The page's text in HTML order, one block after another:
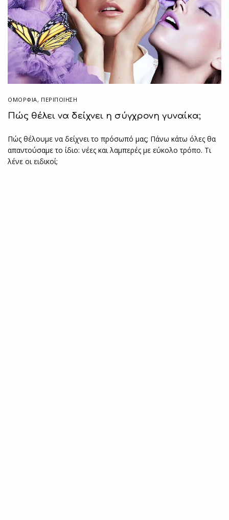
ΟΜΟΡΦΙΑ, ΠΕΡΙΠΟΊΗΣΗ
Πώς θέλει να δείχνει η σύγχρονη γυναίκα;
Πώς θέλουμε να δείχνει το πρόσωπό μας; Πάνω κάτω όλες θα
απαντούσαμε το ίδιο: νέες και λαμπερές με εύκολο τρόπο. Τι
λένε οι ειδικοί;